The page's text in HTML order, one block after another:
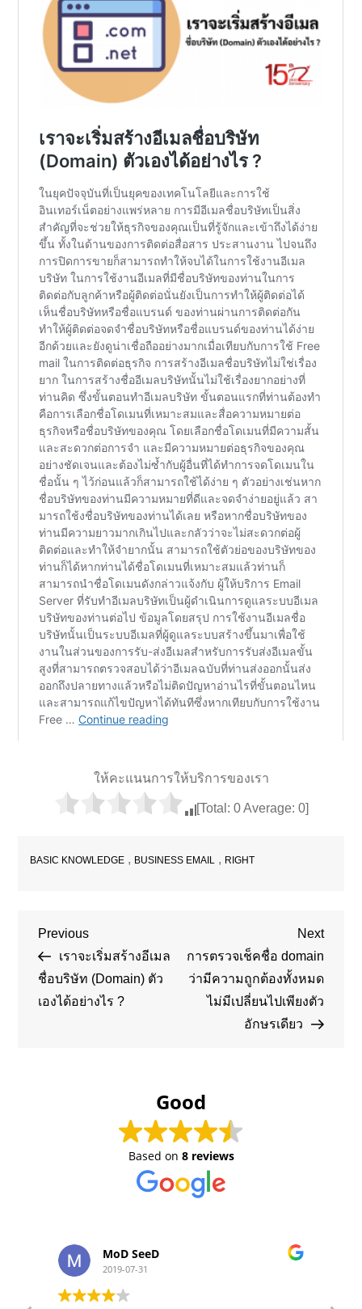
ให้คะแนนการให้บริการของเรา
[Total: 0Average: 0]
BASIC KNOWLEDGE , BUSINESS EMAIL , RIGHT
Post
navigation
Previous
Post
Previous
เราจะเริ่มสร้างอีเมล
ชื่อบริษัท (Domain) ตัว
เองได้อย่างไร ?
Next
Post
Next
การตรวจเช็คชื่อ domain
ว่ามีความถูกต้องทั้งหมด
ไม่มีเปลี่ยนไปเพียงตัว
อักษรเดียว
Good
Based on 8 reviews
MoD SeeD
2019-07-31